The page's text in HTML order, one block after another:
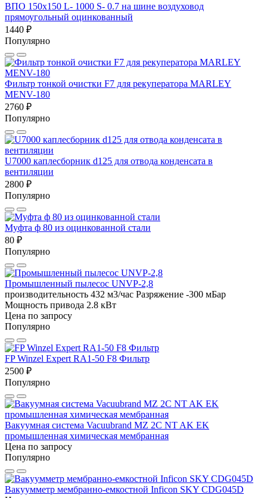
ВПО 150x150 L- 1000 S- 0.7 на шине воздуховод
прямоугольный оцинкованный
1440 ₽
Популярно
Фильтр тонкой очистки F7 для рекуператора MARLEY
MENV-180
2760 ₽
Популярно
U7000 каплесборник d125 для отвода конденсата в
вентиляции
2800 ₽
Популярно
Муфта ф 80 из оцинкованной стали
80 ₽
Популярно
Промышленный пылесос UNVP-2,8
производительность 432 м3/час Разряжение -300 мБар
Мощность привода 2.8 кВт
Цена по запросу
Популярно
FP Winzel Expert RA1-50 F8 Фильтр
2500 ₽
Популярно
Вакуумная система Vacuubrand MZ 2C NT AK EK
промышленная химическая мембранная
Цена по запросу
Популярно
Вакуумметр мембранно-емкостной Inficon SKY CDG045D